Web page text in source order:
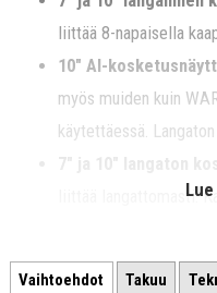
liittää 8-napaisella
10" AI-
myös muiden kuin
käytettäessä.
liittää langattomasti.
työturvallisuuden
Vaihtoehdot Takuu